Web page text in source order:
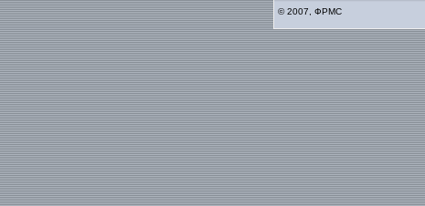
© 2007, ФРМС